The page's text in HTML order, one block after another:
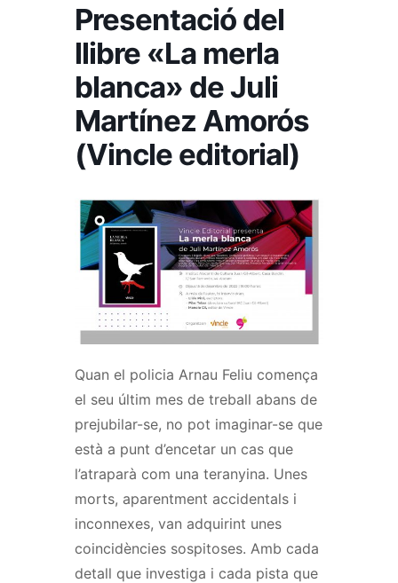
Presentació del
llibre «La merla
blanca» de Juli
Martínez Amorós
(Vincle editorial)
Quan el policia Arnau Feliu comença
el seu últim mes de treball abans de
prejubilar-se, no pot imaginar-se que
està a punt d’encetar un cas que
l’atraparà com una teranyina. Unes
morts, aparentment accidentals i
inconnexes, van adquirint unes
coincidències sospitoses. Amb cada
detall que investiga i cada pista que